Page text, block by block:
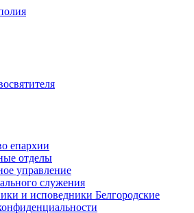
епархии
отделы
управление
служения
и исповедники Белгородские